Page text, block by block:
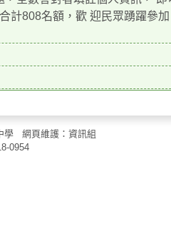
計808名額，歡 迎民眾踴躍參
學 網頁維護：資訊組
0954